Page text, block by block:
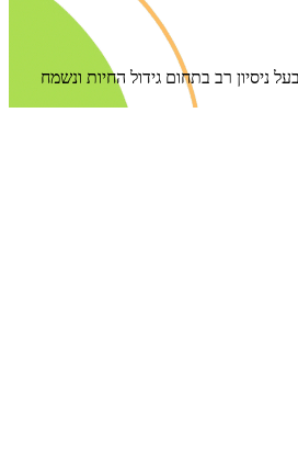
ניסיון רב בתחום גידול החיות ונשמח